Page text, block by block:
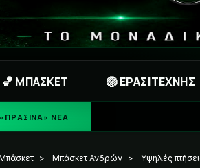
🏀 ΜΠΑΣΚΕΤ 🏐 ΕΡΑΣΙΤΕΧΝΗΣ
«ΠΡΑΣΙΝΑ» ΝΕΑ
> Μπάσκετ Ανδρών > Υψηλές